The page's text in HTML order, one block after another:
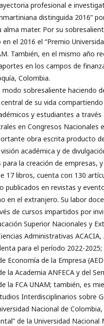
profesional e
distinguida 2016”
alma mater. Por su
el 2016 el “Premio
También, en el mismo año
en los campos de
Colombia.
modo sobresaliente haciendo
de su vida
y estudiantes a través
en Congresos Nacionales
obra escrita producto
académica y de
la creación de empresas,
17 libros, cuenta con 130
publicados en revistas y
en el extranjero. Su labor
de cursos impartidos por
Superior Nacionales y
Administrativas ACACIA,
para el período 2022-
Economía de la Empresa
la Academia ANFECA y del
la FCA UNAM; también, es
Interdisciplinarios sobre
Nacional de
de la Universidad Nacional